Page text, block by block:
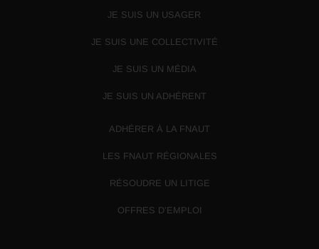
JE SUIS UN USAGER
JE SUIS UNE COLLECTIVITÉ
JE SUIS UN MÉDIA
JE SUIS UN ADHÉRENT
ADHÉRER À LA FNAUT
LES FNAUT RÉGIONALES
RÉSOUDRE UN LITIGE
OFFRES D’EMPLOI